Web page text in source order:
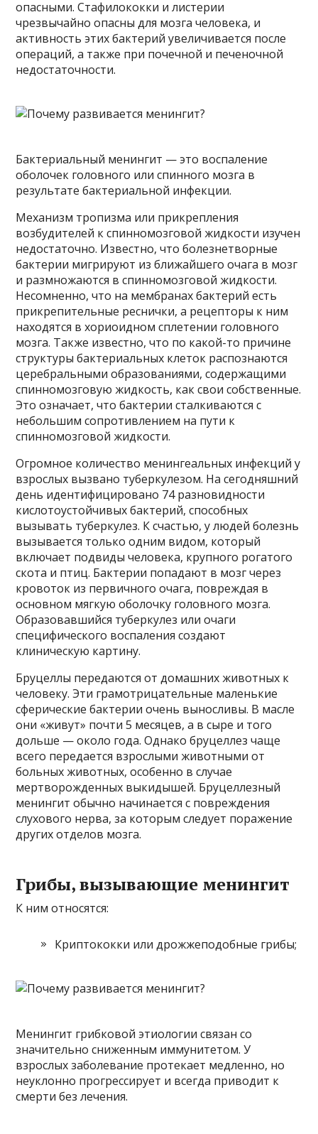
опасными. Стафилококки и листерии
чрезвычайно опасны для мозга человека, и
активность этих бактерий увеличивается после
операций, а также при почечной и печеночной
недостаточности.
Бактериальный менингит — это воспаление
оболочек головного или спинного мозга в
результате бактериальной инфекции.
Механизм тропизма или прикрепления
возбудителей к спинномозговой жидкости изучен
недостаточно. Известно, что болезнетворные
бактерии мигрируют из ближайшего очага в мозг
и размножаются в спинномозговой жидкости.
Несомненно, что на мембранах бактерий есть
прикрепительные реснички, а рецепторы к ним
находятся в хориоидном сплетении головного
мозга. Также известно, что по какой-то причине
структуры бактериальных клеток распознаются
церебральными образованиями, содержащими
спинномозговую жидкость, как свои собственные.
Это означает, что бактерии сталкиваются с
небольшим сопротивлением на пути к
спинномозговой жидкости.
Огромное количество менингеальных инфекций у
взрослых вызвано туберкулезом. На сегодняшний
день идентифицировано 74 разновидности
кислотоустойчивых бактерий, способных
вызывать туберкулез. К счастью, у людей болезнь
вызывается только одним видом, который
включает подвиды человека, крупного рогатого
скота и птиц. Бактерии попадают в мозг через
кровоток из первичного очага, повреждая в
основном мягкую оболочку головного мозга.
Образовавшийся туберкулез или очаги
специфического воспаления создают
клиническую картину.
Бруцеллы передаются от домашних животных к
человеку. Эти грамотрицательные маленькие
сферические бактерии очень выносливы. В масле
они «живут» почти 5 месяцев, а в сыре и того
дольше — около года. Однако бруцеллез чаще
всего передается взрослыми животными от
больных животных, особенно в случае
мертворожденных выкидышей. Бруцеллезный
менингит обычно начинается с повреждения
слухового нерва, за которым следует поражение
других отделов мозга.
Грибы, вызывающие менингит
К ним относятся:
Криптококки или дрожжеподобные грибы;
Менингит грибковой этиологии связан со
значительно сниженным иммунитетом. У
взрослых заболевание протекает медленно, но
неуклонно прогрессирует и всегда приводит к
смерти без лечения.